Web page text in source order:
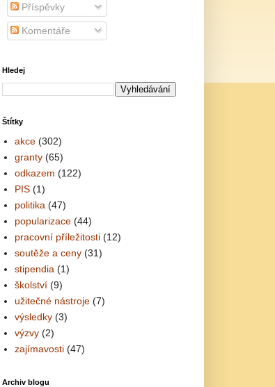
Příspěvky
Komentáře
Hledej
Štítky
akce (302)
granty (65)
odkazem (122)
PIS (1)
politika (47)
popularizace (44)
pracovní příležitosti (12)
soutěže a ceny (31)
stipendia (1)
školství (9)
užitečné nástroje (7)
výsledky (3)
výzvy (2)
zajímavosti (47)
Archiv blogu